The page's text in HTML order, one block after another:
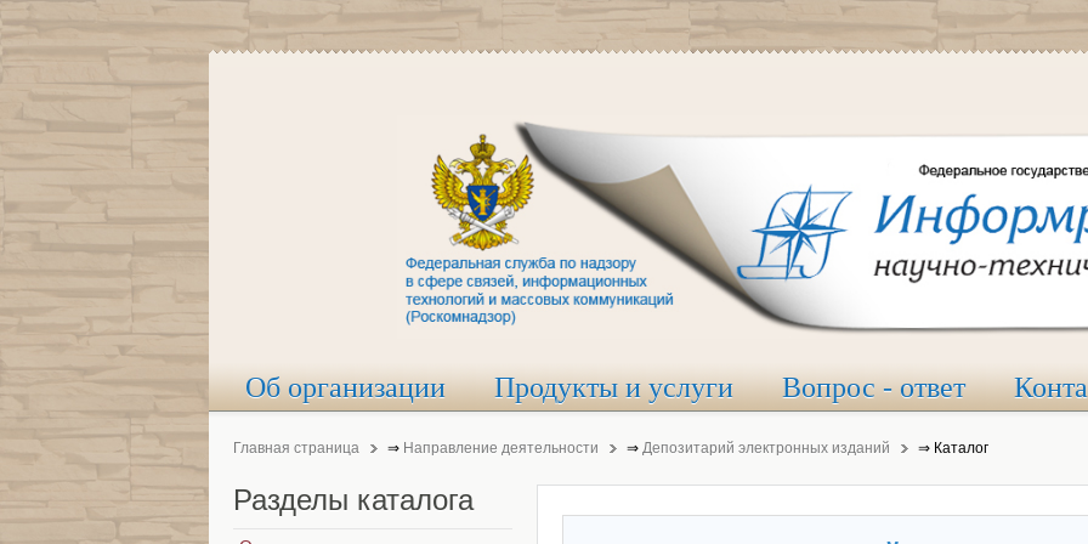
Об организации Продукты и услуги Вопрос - ответ
Главная страница ⇒ Направление деятельности ⇒ Депозитарий электронных изданий ⇒ Каталог
Разделы каталога